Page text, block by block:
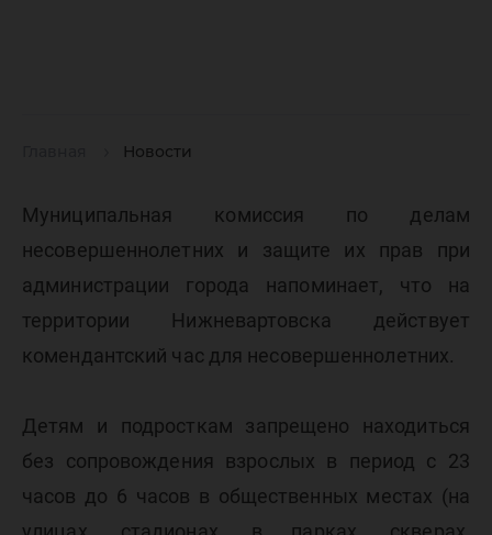
Новости
Муниципальная комиссия по делам
несовершеннолетних и защите их прав при
администрации города напоминает, что на
территории Нижневартовска действует
комендантский час для несовершеннолетних.
Детям и подросткам запрещено находиться
без сопровождения взрослых в период с 23
часов до 6 часов в общественных местах (на